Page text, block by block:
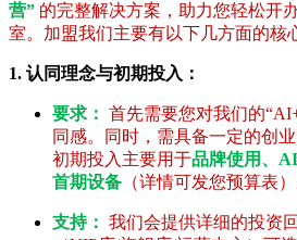
营” 的完整解决方案，助力您轻松开
室。加盟我们主要有以下几方面的核
1. 认同理念与初期投入：
要求： 首先需要您对我们的
同感。同时，需具备一定的创
初期投入主要用于品牌使用、
首期设备 （详情可发您预算表）
支持： 我们会提供详细的投资